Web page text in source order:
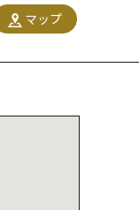
マップ